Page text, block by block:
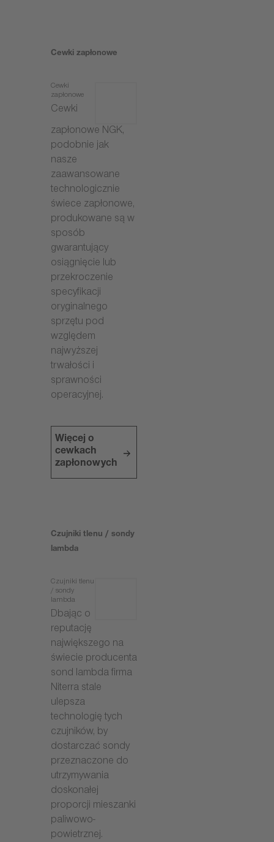
Cewki zapłonowe
Cewki
zapłonowe
Cewki
zapłonowe NGK,
podobnie jak
nasze
zaawansowane
technologicznie
świece zapłonowe,
produkowane są w
sposób
gwarantujący
osiągnięcie lub
przekroczenie
specyfikacji
oryginalnego
sprzętu pod
względem
najwyższej
trwałości i
sprawności
operacyjnej.
Więcej o
cewkach
zapłonowych
Czujniki tlenu / sondy
lambda
Czujniki tlenu
/ sondy
lambda
Dbając o
reputację
największego na
świecie producenta
sond lambda firma
Niterra stale
ulepsza
technologię tych
czujników, by
dostarczać sondy
przeznaczone do
utrzymywania
doskonałej
proporcji mieszanki
paliwowo-
powietrznej.